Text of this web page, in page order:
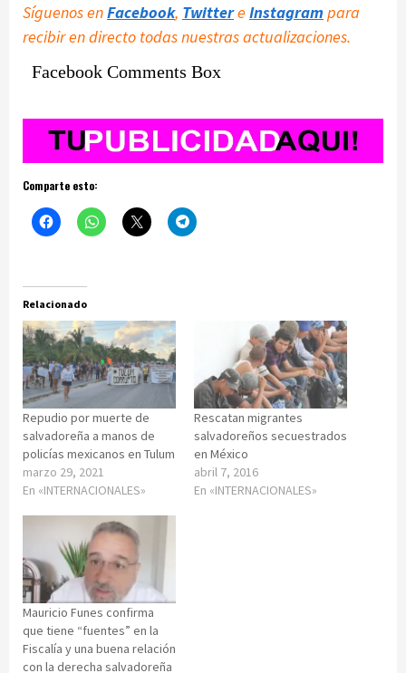
Síguenos enFacebook, Twittere Instagram para
recibir en directo todas nuestras actualizaciones.
Facebook Comments Box
Comparte esto:
Relacionado
Repudio por muerte de
salvadoreña a manos de
policías mexicanos en Tulum
marzo 29, 2021
En «INTERNACIONALES»
Rescatan migrantes
salvadoreños secuestrados
en México
abril 7, 2016
En «INTERNACIONALES»
Mauricio Funes confirma
que tiene “fuentes” en la
Fiscalía y una buena relación
con la derecha salvadoreña